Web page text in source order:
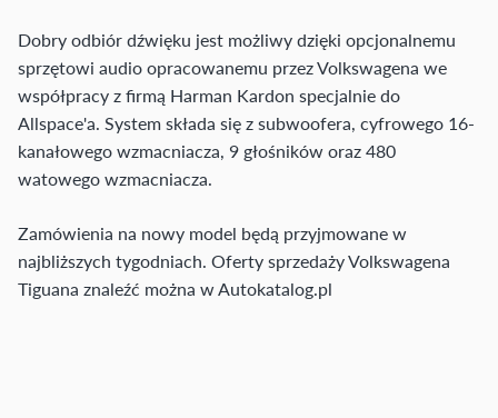
Dobry odbiór dźwięku jest możliwy dzięki opcjonalnemu
sprzętowi audio opracowanemu przez Volkswagena we
współpracy z firmą Harman Kardon specjalnie do
Allspace'a. System składa się z subwoofera, cyfrowego 16-
kanałowego wzmacniacza, 9 głośników oraz 480
watowego wzmacniacza.
Zamówienia na nowy model będą przyjmowane w
najbliższych tygodniach. Oferty sprzedaży Volkswagena
Tiguana znaleźć można w Autokatalog.pl